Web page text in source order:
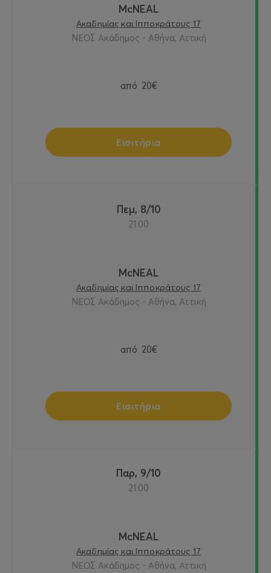
McNEAL
Ακαδημίας και Ιπποκράτους 17
ΝΕΟΣ Ακάδημος - Αθήνα, Αττική
από 20€
Εισιτήρια
Πεμ, 8/10
21:00
McNEAL
Ακαδημίας και Ιπποκράτους 17
ΝΕΟΣ Ακάδημος - Αθήνα, Αττική
από 20€
Εισιτήρια
Παρ, 9/10
21:00
McNEAL
Ακαδημίας και Ιπποκράτους 17
ΝΕΟΣ Ακάδημος - Αθήνα, Αττική